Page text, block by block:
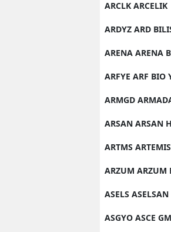
ARCLK ARCELIK
ARDYZ ARD
ARENA ARENA
ARFYE ARF BIO
ARMGD
ARSAN ARSAN
ARTMS
ARZUM ARZUM
ASELS ASELSAN
ASGYO ASCE